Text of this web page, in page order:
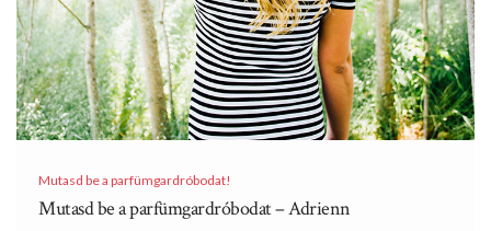
Mutasd be a parfümgardróbodat!
Mutasd be a parfümgardróbodat – Adrienn